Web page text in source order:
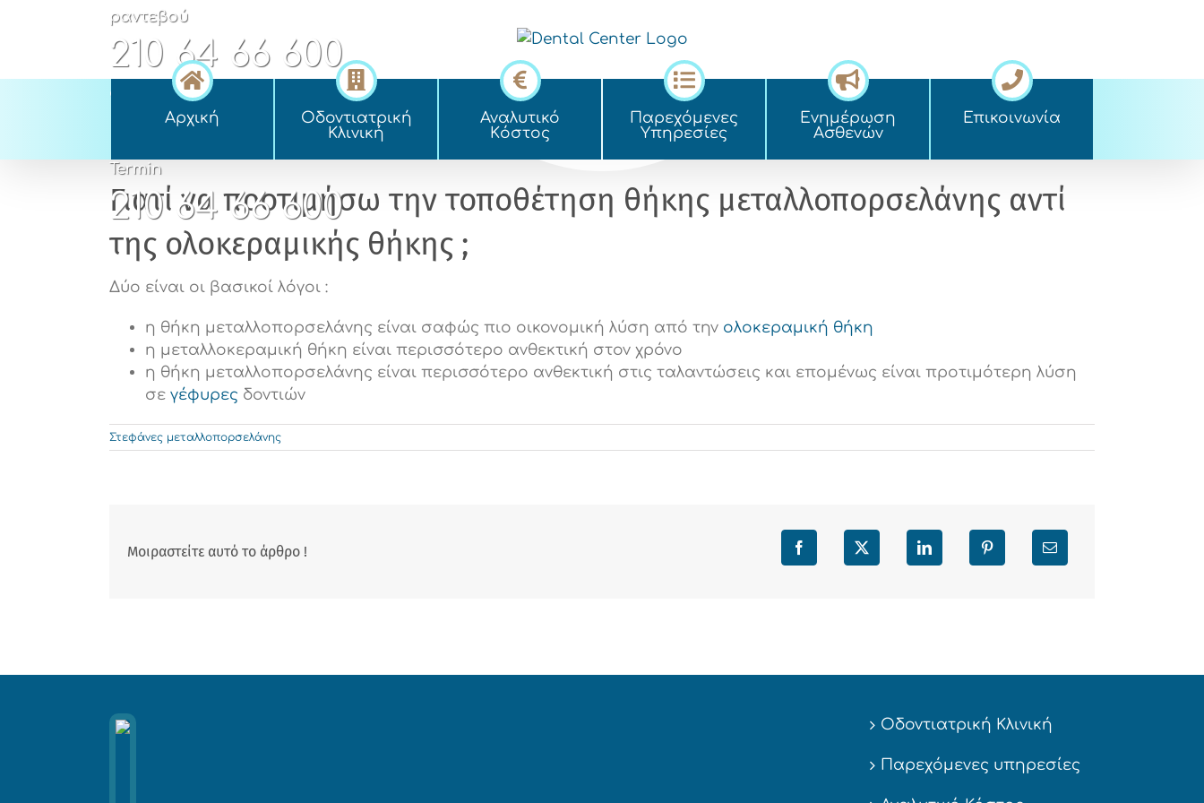
ραντεβού
210 64 66 600
appointment
210 64 66 600
Termin
210 64 66 600
Αρχική
Οδοντιατρική
Kλινική
Αναλυτικό
Kόστος
Παρεχόμενες
Yπηρεσίες
Ενημέρωση
Ασθενών
Επικοινωνία
Γιατί να προτιμήσω την τοποθέτηση θήκης μεταλλοπορσελάνης αντί
της ολοκεραμικής θήκης ;
Δύο είναι οι βασικοί λόγοι :
η θήκη μεταλλοπορσελάνης είναι σαφώς πιο οικονομική λύση από την ολοκεραμική θήκη
η μεταλλοκεραμική θήκη είναι περισσότερο ανθεκτική στον χρόνο
η θήκη μεταλλοπορσελάνης είναι περισσότερο ανθεκτική στις ταλαντώσεις και επομένως είναι προτιμότερη λύση
σε γέφυρες δοντιών
Στεφάνες μεταλλοπορσελάνης
Μοιραστείτε αυτό το άρθρο ! Facebook X LinkedIn Pinterest Email
Οδοντιατρική Κλινική
Παρεχόμενες υπηρεσίες